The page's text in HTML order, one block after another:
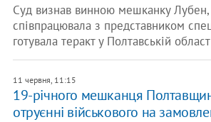
Суд визнав винною мешканку Лубен,
співпрацювала з представником
готувала теракт у Полтавській
11 червня, 11:15
19-річного мешканця
отруєнні військового на